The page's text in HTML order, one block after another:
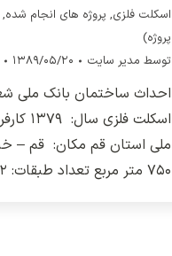
اسکلت فلزی, پروژه های انجام شده,
پروژه)
توسط مدیر سایت ۱۳۸۹/۰۵/۲۰
احداث ساختمان بانک ملی
اسکلت
ملی استان قم مکان: قم –
۷۵۰ متر مربع تعداد طبقات: ۲ پیشرفت: ۱۰۰ تعداد